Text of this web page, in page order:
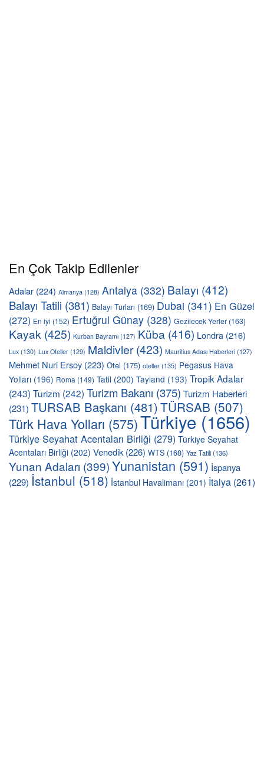
En Çok Takip Edilenler
Adalar (224) Almanya (128) Antalya (332) Balayı (412)
Balayı Tatili (381) Balayı Turları (169) Dubai (341) En Güzel
(272) En iyi (152) Ertuğrul Günay (328) Gezilecek Yerler (163)
Kayak (425) Kurban Bayramı (127) Küba (416) Londra (216)
Lux (130) Lux Oteller (129) Maldivler(423) Mauritius Adası Haberleri (127)
Mehmet Nuri Ersoy (223) Otel (175) oteller(135) Pegasus Hava
Yolları (196) Roma (149) Tatil (200) Tayland (193) Tropik Adalar
(243) Turizm (242) Turizm Bakanı (375) Turizm Haberleri
(231) TURSAB Başkanı (481)TÜRSAB (507)
Türk Hava Yolları (575)Türkiye (1656)
Türkiye Seyahat Acentaları Birliği (279) Türkiye Seyahat
Acentaları Birliği (202) Venedik(226) WTS (168) Yaz Tatili(136)
Yunan Adaları (399)Yunanistan (591) İspanya
(229) İstanbul (518) İstanbul Havalimanı (201) İtalya (261)